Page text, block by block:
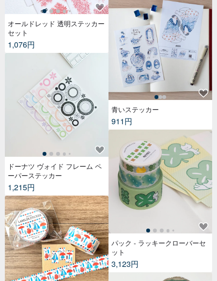
オールドレッド 透明ステッカー
セット
1,076円
ドーナツ ヴォイド フレーム ペ
ーパーステッカー
1,215円
青いステッカー
911円
パック - ラッキークローバーセ
ット
3,123円